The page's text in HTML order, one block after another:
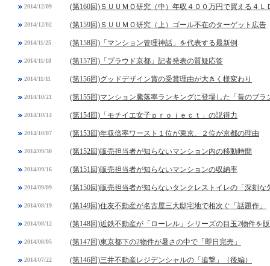
2014/12/09 (第160回)ＳＵＵＭＯ研究（中）年収４００万円で買える４Ｌ
2014/12/02 (第159回)ＳＵＵＭＯ研究（上）ゴール不在のターゲット広告
2014/11/25 (第158回)「マンション管理神話」を代表する最新例
2014/11/18 (第157回)「プラウド京都」記者発表の質疑応答
2014/11/11 (第156回)グッドデザイン賞の受賞理由が大きく様変わり
2014/10/21 (第155回)マンション騰落率ランキングに登場した「昔のブラ
2014/10/14 (第154回)「モチイエ女子ｐｒｏｊｅｃｔ」の説得力
2014/10/07 (第153回)年収倍率ワースト１位が東京、２位が京都の理由
2014/09/30 (第152回)販売担当者が知らないマンション内の移動時間
2014/09/16 (第151回)販売担当者が知らないマンションの収納率
2014/09/09 (第150回)販売担当者が知らないタンクレストイレの「深刻な
2014/08/19 (第149回)住友不動産が名古屋三大邸宅地で相次ぐ「話題作」
2014/08/12 (第148回)近鉄不動産が「ローレル」シリーズの目玉2物件を
2014/08/05 (第147回)東京都下の2物件が暑さの中で「即日完売」
2014/07/22 (第146回)三井不動産レジデンシャルの「追撃」（後編）